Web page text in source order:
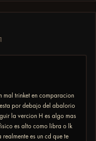
mal trinket en comparacion
por debajo del abalorio
la vercion H es algo mas
es alto como libra o lk
es un cd que te